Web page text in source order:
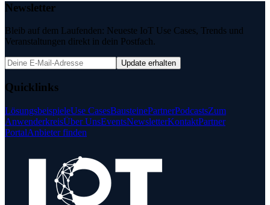
Newsletter
Bleib auf dem Laufenden: Neueste IoT Use Cases, Trends und
Veranstaltungen direkt in dein Postfach.
Update erhalten
Quicklinks
LösungsbeispieleUse CasesBausteinePartnerPodcastsZum
AnwenderkreisÜber UnsEventsNewsletterKontaktPartner
PortalAnbieter finden